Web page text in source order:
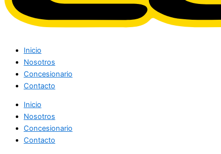
Inicio
Nosotros
Concesionario
Contacto
Inicio
Nosotros
Concesionario
Contacto